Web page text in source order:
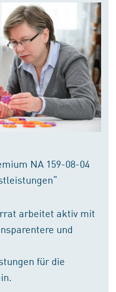
NA 159-08-04
arbeitet aktiv mit
und
für die